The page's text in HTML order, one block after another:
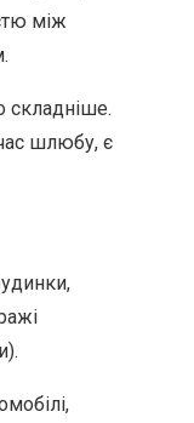
між
складніше.
шлюбу, є